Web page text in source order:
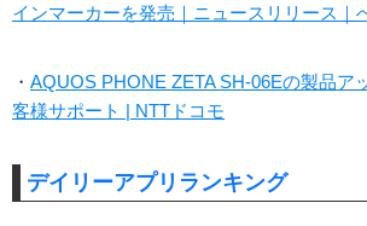
インマーカーを発売｜ニュースリリース｜
・ AQUOS PHONE ZETA SH-06Eの製品ア
客様サポート | NTTドコモ
デイリーアプリランキング